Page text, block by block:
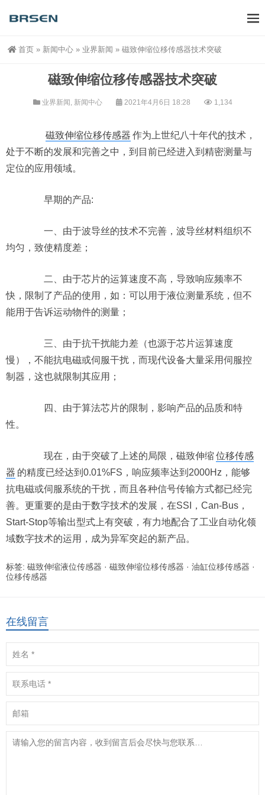
首页 » 新闻中心 » 业界新闻 » 磁致伸缩位移传感器技术突破
磁致伸缩位移传感器技术突破
业界新闻 , 新闻中心 2021年4月6日 18:28 1,134
磁致伸缩位移传感器 作为上世纪八十年代的技术，
处于不断的发展和完善之中，到目前已经进入到精密测量与
定位的应用领域。
早期的产品:
一、由于波导丝的技术不完善，波导丝材料组织不
均匀，致使精度差；
二、由于芯片的运算速度不高，导致响应频率不
快，限制了产品的使用，如：可以用于液位测量系统，但不
能用于告诉运动物件的测量；
三、由于抗干扰能力差（也源于芯片运算速度
慢），不能抗电磁或伺服干扰，而现代设备大量采用伺服控
制器，这也就限制其应用；
四、由于算法芯片的限制，影响产品的品质和特
性。
现在，由于突破了上述的局限，磁致伸缩位移传感
器 的精度已经达到0.01%FS，响应频率达到2000Hz，能够
抗电磁或伺服系统的干扰，而且各种信号传输方式都已经完
善。更重要的是由于数字技术的发展，在SSI，Can-Bus，
Start-Stop等输出型式上有突破，有力地配合了工业自动化领
域数字技术的运用，成为异军突起的新产品。
标签: 磁致伸缩液位传感器 · 磁致伸缩位移传感器 · 油缸位移传感器 ·
位移传感器
在线留言